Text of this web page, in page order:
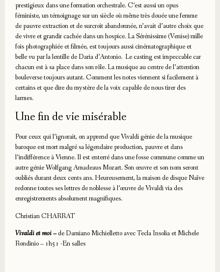
prestigieux dans une formation orchestrale. C’est aussi un opus
féministe, un témoignage sur un siècle où même très douée une femme
de pauvre extraction et de surcroit abandonnée, n’avait d’autre choix que
de vivre et grandir cachée dans un hospice. La Sérénissime (Venise) mille
fois photographiée et filmée, est toujours aussi cinématographique et
belle vu par la lentille de Daria d’Antonio. Le casting est impeccable car
chacun est à sa place dans son rôle. La musique au centre de l’attention
bouleverse toujours autant. Comment les notes viennent si facilement à
certains et que dire du mystère de la voix capable de nous tirer des
larmes.
Une fin de vie misérable
Pour ceux qui l’ignorait, on apprend que Vivaldi génie de la musique
baroque est mort malgré sa légendaire production, pauvre et dans
l’indifférence à Vienne. Il est enterré dans une fosse commune comme un
autre génie Wolfgang Amadeaus Mozart. Son œuvre et son nom seront
oubliés durant deux cents ans. Heureusement, la maison de disque Naïve
redonne toutes ses lettres de noblesse à l’œuvre de Vivaldi via des
enregistrements absolument magnifiques.
Christian CHARRAT
Vivaldi et moi –de Damiano Michielletto avec Tecla Insolia et Michele
Rondinio – 1h51 -En salles